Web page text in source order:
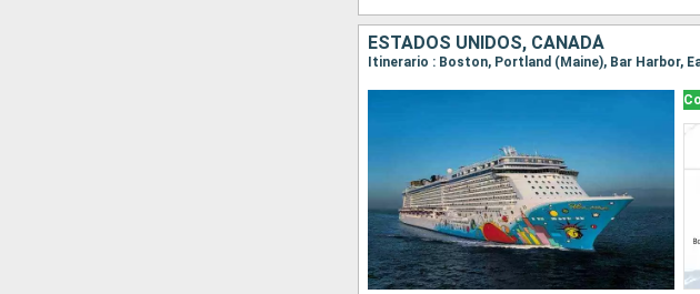
ESTADOS UNIDOS, CANADÁ
Itinerario : Boston, Portland (Maine), Bar Harbor,